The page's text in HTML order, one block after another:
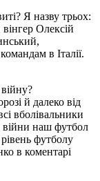
Я назву трьох:
Олексій
в Італії.
й далеко від
вболівальники
війни наш футбол
футболу
в коментарі